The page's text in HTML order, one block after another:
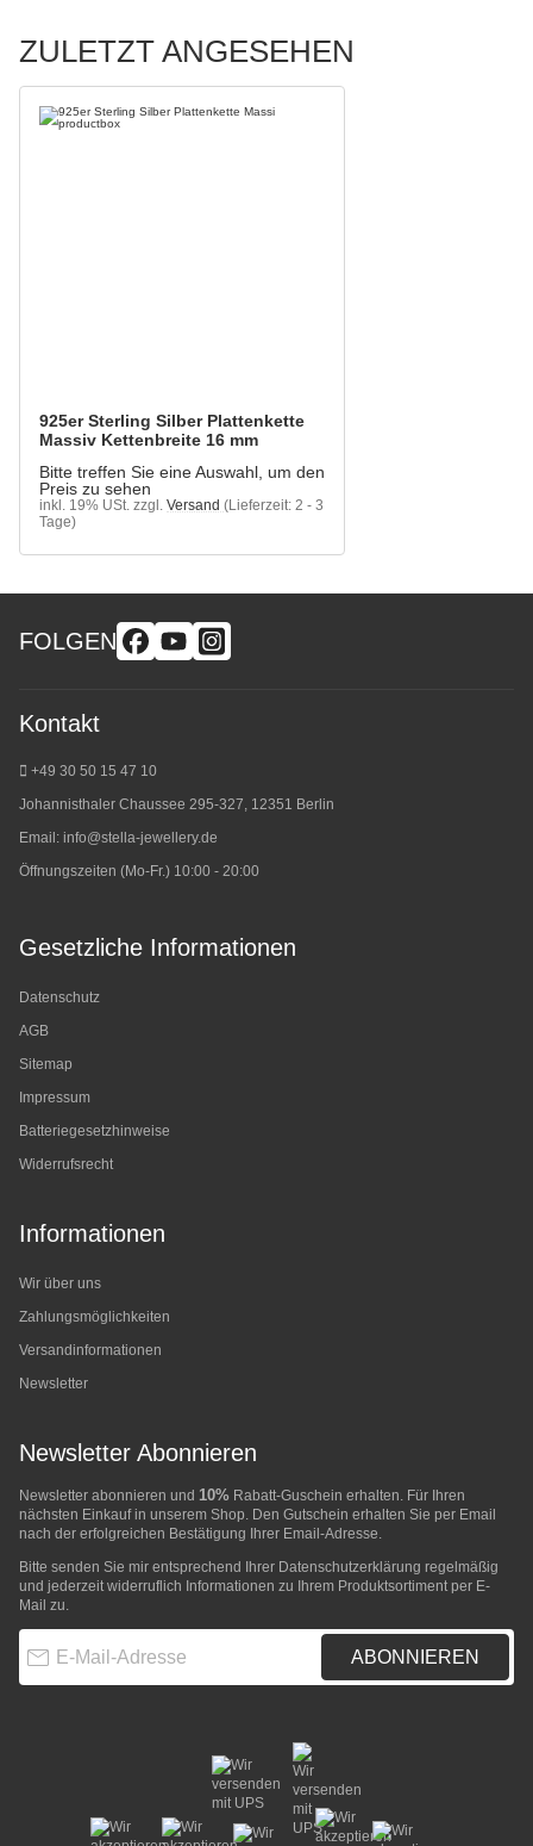
ZULETZT ANGESEHEN
925er Sterling Silber Plattenkette
Massiv Kettenbreite 16 mm
Bitte treffen Sie eine Auswahl, um den
Preis zu sehen
inkl. 19% USt. zzgl. Versand (Lieferzeit: 2 - 3
Tage)
FOLGEN
Kontakt
+49 30 50 15 47 10
Johannisthaler Chaussee 295-327, 12351 Berlin
Email: info@stella-jewellery.de
Öffnungszeiten (Mo-Fr.) 10:00 - 20:00
Gesetzliche Informationen
Datenschutz
AGB
Sitemap
Impressum
Batteriegesetzhinweise
Widerrufsrecht
Informationen
Wir über uns
Zahlungsmöglichkeiten
Versandinformationen
Newsletter
Newsletter Abonnieren
Newsletter abonnieren und 10% Rabatt-Guschein erhalten. Für Ihren
nächsten Einkauf in unserem Shop. Den Gutschein erhalten Sie per Email
nach der erfolgreichen Bestätigung Ihrer Email-Adresse.
Bitte senden Sie mir entsprechend Ihrer Datenschutzerklärung regelmäßig
und jederzeit widerruflich Informationen zu Ihrem Produktsortiment per E-
Mail zu.
ABONNIEREN